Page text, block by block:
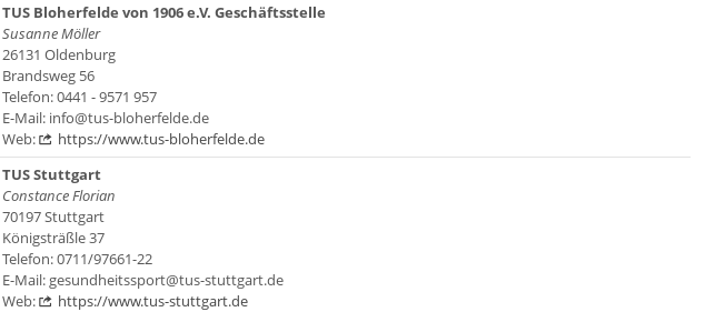
TUS Bloherfelde von 1906 e.V. Geschäftsstelle
Susanne Möller
26131 Oldenburg
Brandsweg 56
Telefon: 0441 - 9571 957
E-Mail: info@tus-bloherfelde.de
Web:
https://www.tus-bloherfelde.de
TUS Stuttgart
Constance Florian
70197 Stuttgart
Königsträßle 37
Telefon: 0711/97661-22
E-Mail: gesundheitssport@tus-stuttgart.de
Web:
https://www.tus-stuttgart.de